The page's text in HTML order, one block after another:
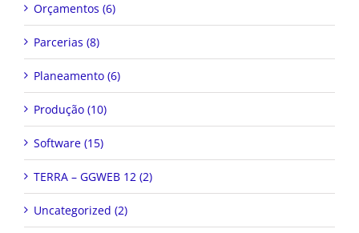
Orçamentos (6)
Parcerias (8)
Planeamento (6)
Produção (10)
Software (15)
TERRA – GGWEB 12 (2)
Uncategorized (2)